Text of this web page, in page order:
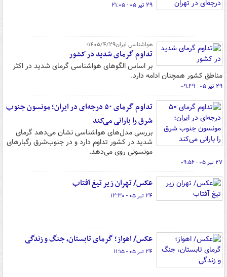
۲۹ تیر ۰۵ - ۲۱:۰۵
هواشناسی ایران۱۴۰۵/۴/۲۹؛
تداوم گرمای شدید در کشور
بر اساس الگوهای هواشناسی گرمای شدید در اکثر
مناطق کشور همچنان ادامه دارد.
۲۹ تیر ۰۵ - ۰۹:۴۹
تداوم گرمای ۵۰ درجه‌ای در ایران؛ مونسون جنوب‌
شرق را بارانی می‌کند
بررسی مدل‌های هواشناسی نشان می‌دهد گرمای
شدید در کشور تداوم دارد و در جنوب‌شرق رگبارهای
مونسونی روی می‌دهد.
۲۷ تیر ۰۵ - ۰۹:۵۶
عکس/ تهران زیر تیغ آفتاب
۲۴ تیر ۰۵ - ۱۲:۳۰
عکس/ اهواز؛ گرمای تابستان، جنگ و زندگی
۲۴ تیر ۰۵ - ۱۱:۱۵